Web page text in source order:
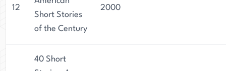
12
Short Stories
of the Century
2000
40 Short